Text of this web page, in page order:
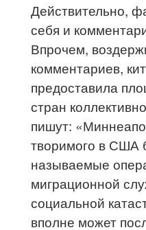
Действительно,
себя и
Впрочем,
комментариев,
предоставила
стран
пишут:
творимого в США
называемые
миграционной
социальной
вполне может